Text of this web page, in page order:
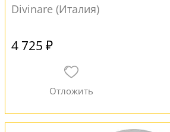
Divinare (Италия)
4 725 ₽